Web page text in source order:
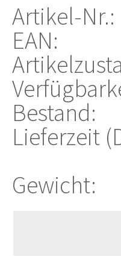
Artikel-Nr.:
EAN:
Bestand:
Lieferzeit
Gewicht: